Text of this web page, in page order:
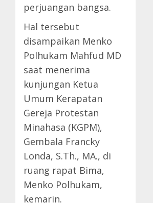
perjuangan bangsa.
Hal tersebut
disampaikan Menko
Polhukam Mahfud MD
saat menerima
kunjungan Ketua
Umum Kerapatan
Gereja Protestan
Minahasa (KGPM),
Gembala Francky
Londa, S.Th., MA., di
ruang rapat Bima,
Menko Polhukam,
kemarin.